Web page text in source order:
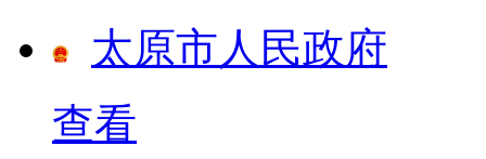
太原市人民政府
查看